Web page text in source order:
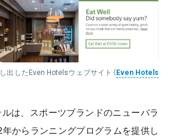
出したEven Hotelsウェブサイト（Even Hotels
は、スポーツブランドのニューバラ
からランニングプログラムを提供し